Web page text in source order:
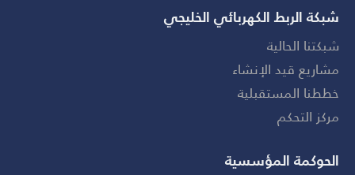
شبكة الربط الكهربائي الخليجي
شبكتنا الحالية
مشاريع قيد الإنشاء
خططنا المستقبلية
مركز التحكم
الحوكمة المؤسسية